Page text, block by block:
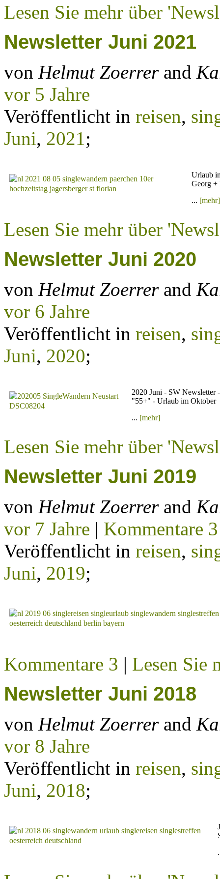
Lesen Sie mehr über
Newsletter Juni 2021
von Helmut Zoerrerand
vor 5 Jahre
Veröffentlicht in reisen,
Juni, 2021;
Urlaub
Georg +
... [mehr]
Lesen Sie mehr über
Newsletter Juni 2020
von Helmut Zoerrerand
vor 6 Jahre
Veröffentlicht in reisen,
Juni, 2020;
2020 Juni - SW Newsletter
"55+" - Urlaub im Oktober
... [mehr]
Lesen Sie mehr über
Newsletter Juni 2019
von Helmut Zoerrerand
vor 7 Jahre | Kommentare 3
Veröffentlicht in reisen,
Juni, 2019;
Kommentare 3 | Lesen Sie
Newsletter Juni 2018
von Helmut Zoerrerand
vor 8 Jahre
Veröffentlicht in reisen,
Juni, 2018;